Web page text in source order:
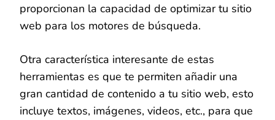
proporcionan la capacidad de optimizar tu sitio
web para los motores de búsqueda.
Otra característica interesante de estas
herramientas es que te permiten añadir una
gran cantidad de contenido a tu sitio web, esto
incluye textos, imágenes, videos, etc., para que